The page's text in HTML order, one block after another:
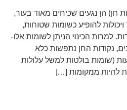
חן) הן נגעים שכיחים מאוד בעור,
ויכולות להופיע כשומות שטוחות,
למרות הכינוי הניתן לשומות אלו-
נקודות החן נתפשות כלא
(שומות בולטות למשל עלולות
להיות ממקומות […]